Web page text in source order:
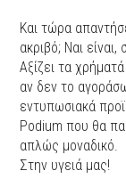
Και τώρα
ακριβό; Ναι
Αξίζει τα
αν δεν το
εντυπωσιακά
Podium που θα
απλώς μοναδικό.
Στην υγειά μας!